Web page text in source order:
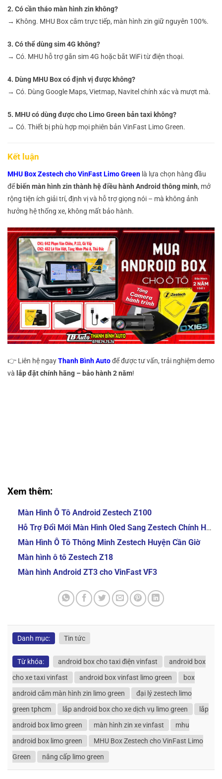
2. Có cần tháo màn hình zin không?
→ Không. MHU Box cắm trực tiếp, màn hình zin giữ nguyên 100%.
3. Có thể dùng sim 4G không?
→ Có. MHU hỗ trợ gắn sim 4G hoặc bắt WiFi từ điện thoại.
4. Dùng MHU Box có định vị được không?
→ Có. Dùng Google Maps, Vietmap, Navitel chính xác và mượt mà.
5. MHU có dùng được cho Limo Green bản taxi không?
→ Có. Thiết bị phù hợp mọi phiên bản VinFast Limo Green.
Kết luận
MHU Box Zestech cho VinFast Limo Green là lựa chọn hàng đầu
để biến màn hình zin thành hệ điều hành Android thông minh, mở
rộng tiện ích giải trí, định vị và hỗ trợ giọng nói – mà không ảnh
hưởng hệ thống xe, không mất bảo hành.
👉 Liên hệ ngayThanh Bình Autođể được tư vấn, trải nghiệm demo
và lắp đặt chính hãng – bảo hành 2 năm!
Xem thêm:
Màn Hình Ô Tô Android Zestech Z100
Hỗ Trợ Đổi Mới Màn Hình Oled Sang Zestech Chính Hãng
Màn Hình Ô Tô Thông Minh Zestech Huyện Cần Giờ
Màn hình ô tô Zestech Z18
Màn hình Android ZT3 cho VinFast VF3
Danh mục: Tin tức
Từ khóa: android box cho taxi điện vinfast
android box
cho xe taxi vinfast
android box vinfast limo green
box
android cắm màn hình zin limo green
đại lý zestech limo
green tphcm
lắp android box cho xe dịch vụ limo green
lắp
android box limo green
màn hình zin xe vinfast
mhu
android box limo green
MHU Box Zestech cho VinFast Limo
Green
nâng cấp limo green